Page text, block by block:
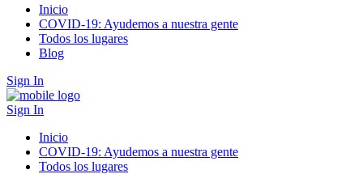
Inicio
COVID-19: Ayudemos a nuestra gente
Todos los lugares
Blog
Sign In
Sign In
Inicio
COVID-19: Ayudemos a nuestra gente
Todos los lugares